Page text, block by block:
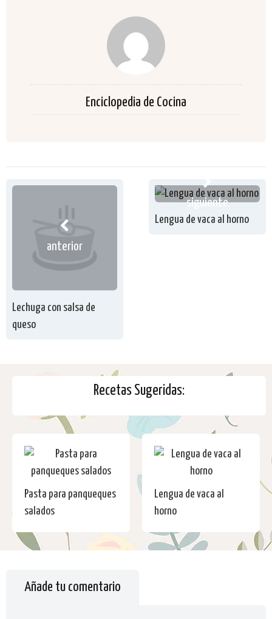
Enciclopedia de Cocina
anterior
Lechuga con salsa de
queso
siguiente
Lengua de vaca al horno
Recetas Sugeridas:
Pasta para panqueques
salados
Lengua de vaca al
horno
Añade tu comentario